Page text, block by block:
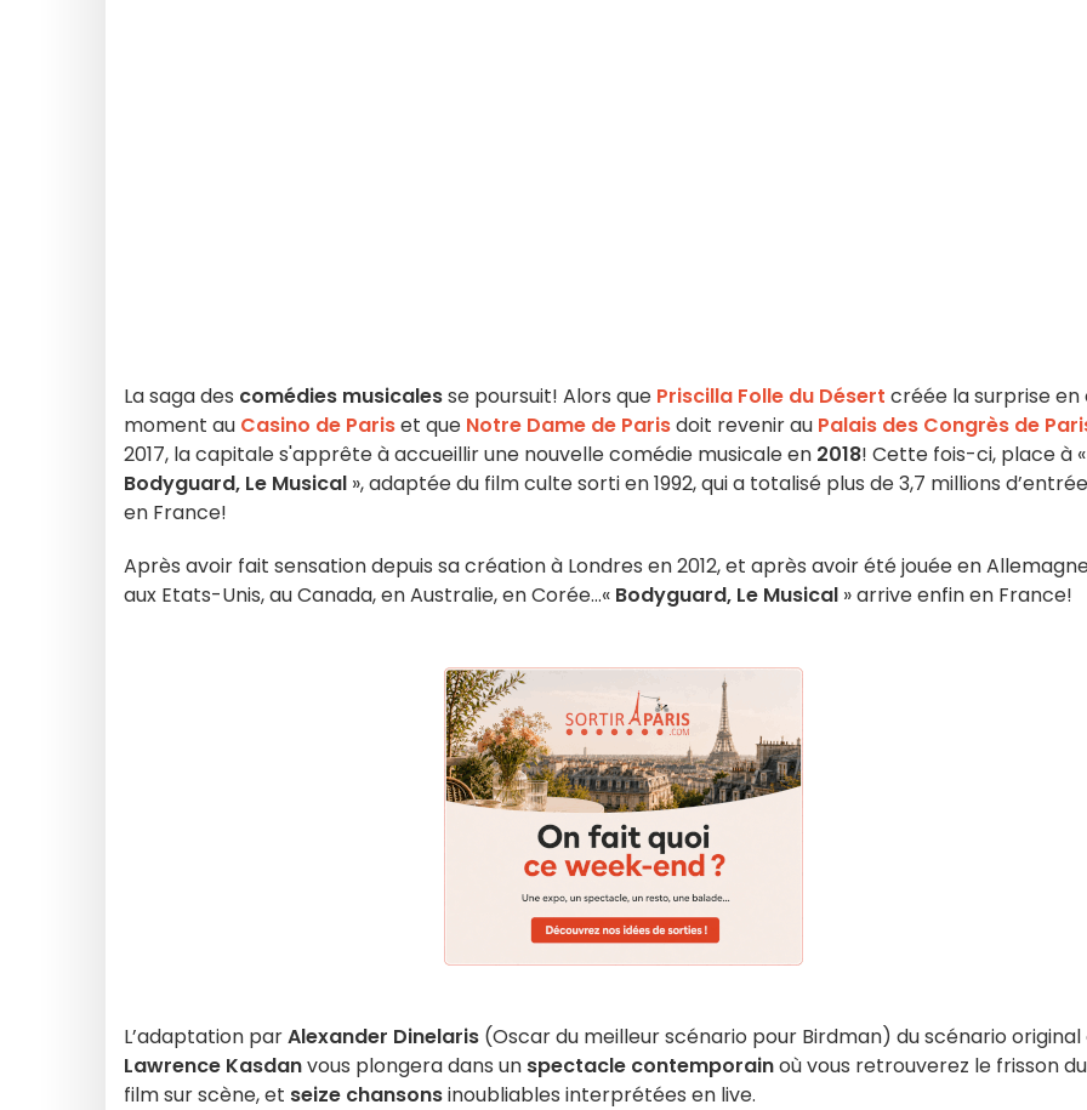
La saga des comédies musicalesse poursuit! Alors que Priscilla Folle du Désert créée la surprise en
moment au Casino de Pariset que Notre Dame de Parisdoit revenir au Palais des Congrès de
2017, la capitale s'apprête à accueillir une nouvelle comédie musicale en 2018! Cette fois-ci, place à «
Bodyguard, Le Musical », adaptée du film culte sorti en 1992, qui a totalisé plus de 3,7 millions
en France!
Après avoir fait sensation depuis sa création à Londres en 2012, et après avoir été jouée en
aux Etats-Unis, au Canada, en Australie, en Corée...« Bodyguard, Le Musical » arrive enfin en France!
L’adaptation parAlexander Dinelaris (Oscar du meilleur scénario pour Birdman) du scénario original
Lawrence Kasdanvous plongera dans un spectacle contemporainoù vous retrouverez le frisson du
film sur scène, et seize chansonsinoubliables interprétées en live.